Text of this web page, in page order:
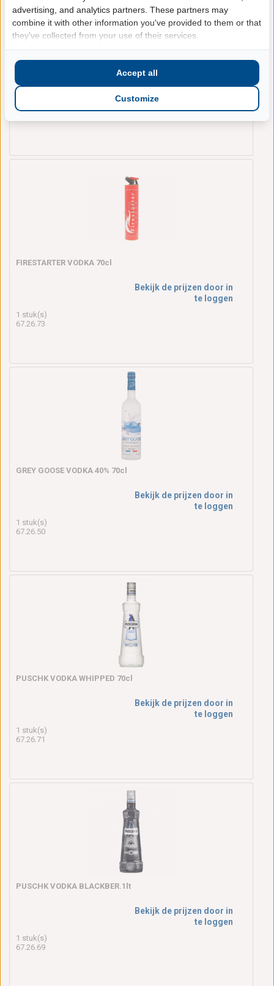
1 stuk(s)
Bekijk de prijzen door in
FIRESTARTER VODKA 70cl
1 stuk(s)
67.26.73
Bekijk de prijzen door in
te loggen
GREY GOOSE VODKA 40% 70cl
1 stuk(s)
67.26.50
Bekijk de prijzen door in
te loggen
PUSCHK VODKA WHIPPED 70cl
1 stuk(s)
67.26.71
Bekijk de prijzen door in
te loggen
PUSCHK VODKA BLACKBER.1lt
1 stuk(s)
67.26.69
Bekijk de prijzen door in
te loggen
advertising, and analytics partners. These partners may
combine it with other information you've provided to them or that
they've collected from your use of their services.
Customize
Accept all